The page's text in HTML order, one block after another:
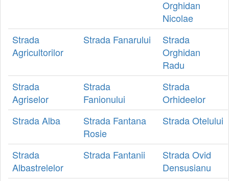
Orghidan
Nicolae
Strada
Agricultorilor
Strada Fanarului
Strada
Orghidan
Radu
Strada
Agriselor
Strada
Fanionului
Strada
Orhideelor
Strada Alba
Strada Fantana
Rosie
Strada Otelului
Strada
Albastrelelor
Strada Fantanii
Strada Ovid
Densusianu